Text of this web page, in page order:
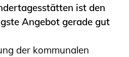
ist den
Angebot gerade gut
der kommunalen